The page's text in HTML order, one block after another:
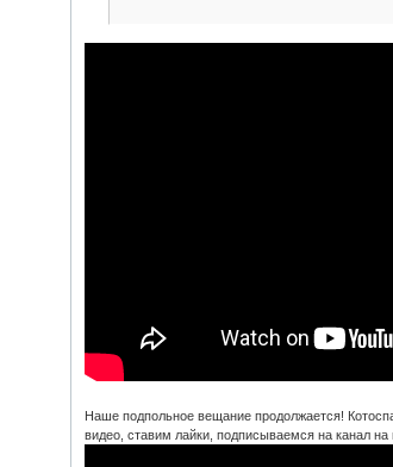
Наше подпольное вещание продолжается!
видео, ставим лайки, подписываемся на канал